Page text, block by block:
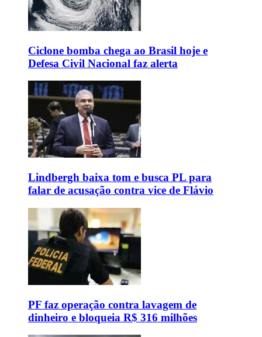
Ciclone bomba chega ao Brasil hoje e
Defesa Civil Nacional faz alerta
Lindbergh baixa tom e busca PL para
falar de acusação contra vice de Flávio
PF faz operação contra lavagem de
dinheiro e bloqueia R$ 316 milhões